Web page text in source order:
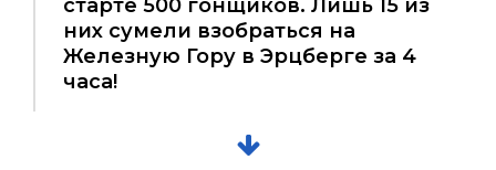
старте 500 гонщиков. Лишь 15 из
них сумели взобраться на
Железную Гору в Эрцберге за 4
часа!